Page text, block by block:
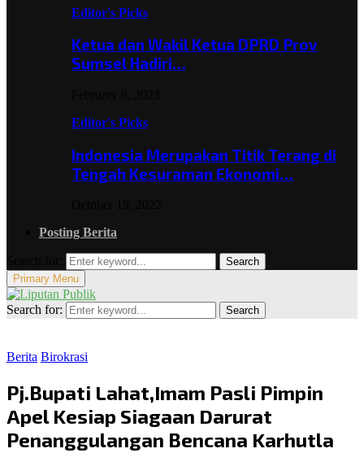
Editor's Picks
Ketua dan Wakil Ketua DPRD Prov
Sumsel Hadiri…
Editor's Picks
Indonesia Merupakan Titik Terang di
Tengah Kesuraman Ekonomi…
Posting Berita
Search
Primary Menu
Search for: Search
Berita Birokrasi
Pj.Bupati Lahat,Imam Pasli Pimpin
Apel Kesiap Siagaan Darurat
Penanggulangan Bencana Karhutla